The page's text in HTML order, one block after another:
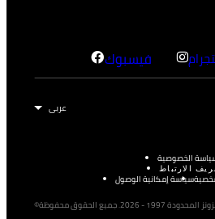
فيسبوك
الخصوصية
الارتباط
سياسة إمكانية الوصول